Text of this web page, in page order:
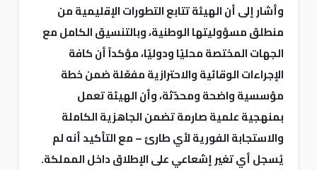
وأشار إلى أن الهيئة تتابع التطورات الإقليمية من
منطلق مسؤوليتها الوطنية، وبالتنسيق الكامل مع
الجهات المختصة محليًا ودوليًا، مؤكداً أن كافة
الإجراءات الوقائية والاحترازية مفعّلة ضمن خطة
مؤسسية واضحة ومحدّثة، وأن الهيئة تعمل
بمنهجية علمية صارمة تضمن الجاهزية الكاملة
والاستجابة الفورية لأي طارئ – مع التأكيد أنه لم
يُسجل أي تغير إشعاعي على الإطلاق داخل المملكة.